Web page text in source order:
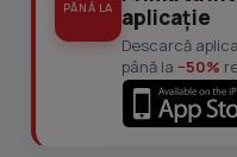
PÂNĂ LA
aplicație
Descarcă
până la −50%